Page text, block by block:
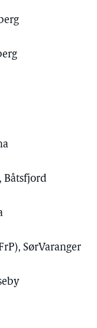
Båtsfjord
SørVaranger